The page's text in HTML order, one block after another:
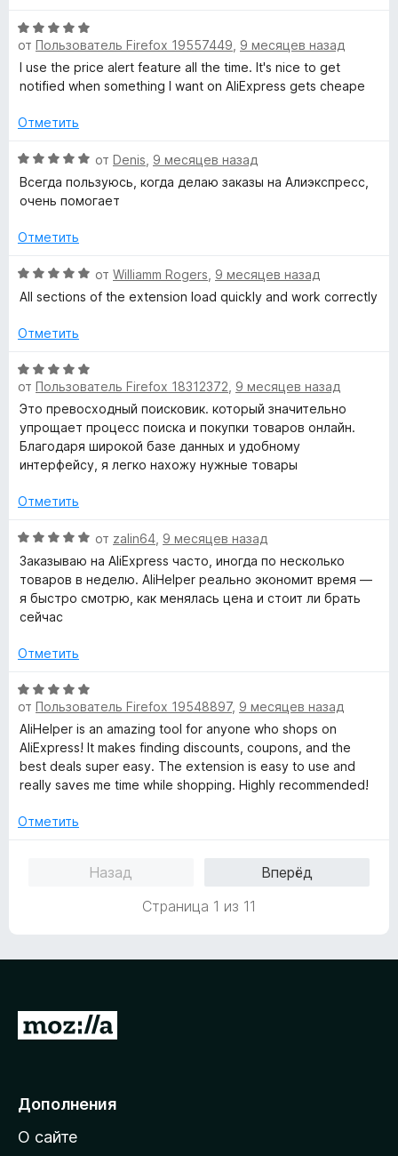
о
н
а
5
з
О
ц
е
н
н
н
а
5
з
от Пользователь Firefox 19557449 9 месяцев назад
I use the price alert feature all the time. It's nice to get
notified when something I want on AliExpress gets cheape
Отметить
О
ц
е
е
о
н
5
з
5
от Denis 9 месяцев назад
Всегда пользуюсь, когда делаю заказы на Алиэкспресс,
очень помогает
Отметить
О
ц
н
н
о
н
а
5
и
5
от Williamm Rogers 9 месяцев назад
All sections of the extension load quickly and work correctly
Отметить
О
ц
е
н
е
н
н
5
и
з
5
от Пользователь Firefox 18312372 9 месяцев назад
Это превосходный поисковик. который значительно
упрощает процесс поиска и покупки товаров онлайн.
Благодаря широкой базе данных и удобному
интерфейсу, я легко нахожу нужные товары
Отметить
О
ц
е
н
е
о
а
5
и
з
5
от zalin64 9 месяцев назад
Заказываю на AliExpress часто, иногда по несколько
товаров в неделю. AliHelper реально экономит время —
я быстро смотрю, как менялась цена и стоит ли брать
сейчас
Отметить
О
ц
е
н
е
н
н
от Пользователь Firefox 19548897, 9 месяцев назад
AliHelper is an amazing tool for anyone who shops on
AliExpress! It makes finding discounts, coupons, and the
best deals super easy. The extension is easy to use and
really saves me time while shopping. Highly recommended!
Отметить
Назад
Вперёд
Страница 1 из 11
П
е
й
т
Дополнения
О сайте